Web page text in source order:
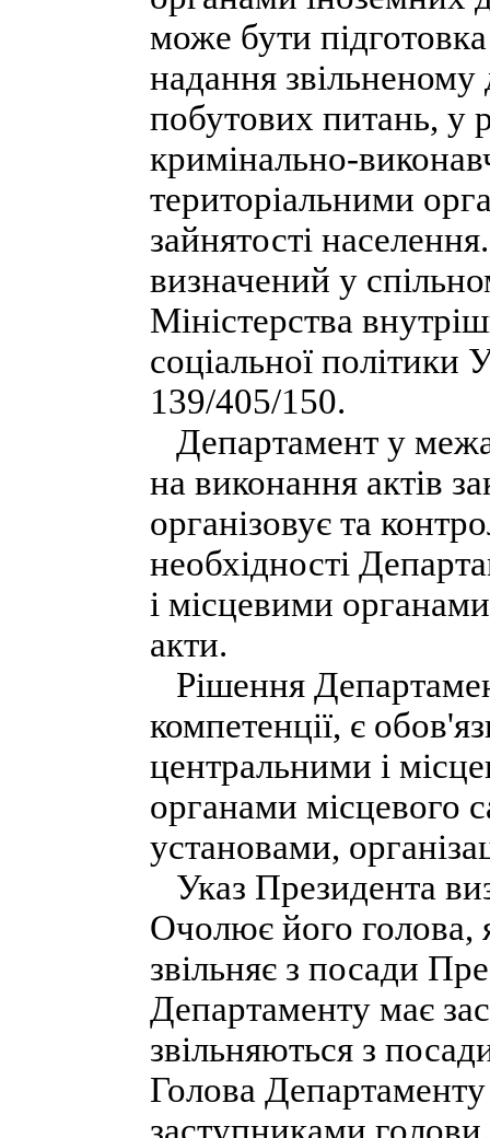
може бути
надання
побутових питань, у
кримінально-
територіальними
зайнятості
визначений у
Міністерства
соціальної
139/405/150.
Департамент у
на виконання актів
організовує та
необхідності
і місцевими
акти.
Рішення
компетенції, є
центральними і
органами місцевого
установами,
Указ Президента
Очолює його голова,
звільняє з посади
Департаменту має
звільняються з
Голова